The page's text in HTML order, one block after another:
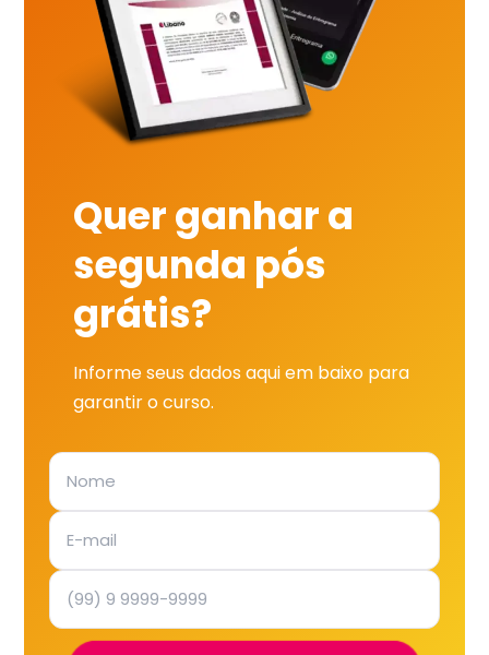
Quer ganhar a
segunda pós
grátis?
Informe seus dados aqui em baixo para
garantir o curso.